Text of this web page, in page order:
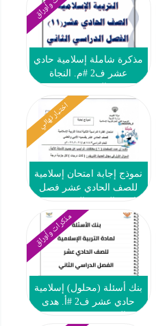
مذكرة شاملة إسلامية حادي
عشر ف2 #م. النجاة
اختبار نهائي
نموذج إجابة امتحان إسلامية
للصف الحادي عشر فصل
2022 مذكرات وأوراق
بنك أسئلة (محلول) إسلامية
حادي عشر ف2 #أ. هدى